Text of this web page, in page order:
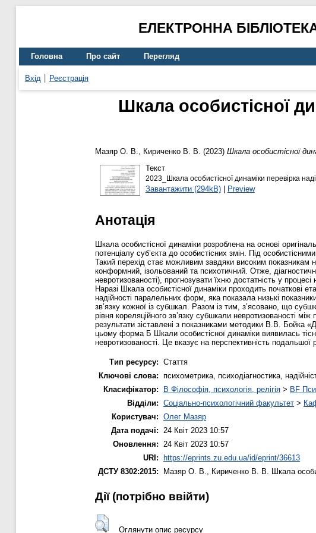
ЕЛЕКТРОННА
Головна Про сайт Перегляд
Вхід Реєстрація
Шкала особистісної
Мазяр О. В., Кириченко В. В. (2023) Шкала особистісної
Текст
2023_Шкала особистісної динаміки перевірка
Завантажити (294kB)| Preview
Анотація
Шкала особистісної динаміки розроблена на основі
потенціалу суб’єкта до особистісних змін. Під
Такий перехід стає можливим завдяки високим показникам
конформний, ізольований та психотичний. Отже,
невротизованості), прогнозувати їхню достатність у
Наразі Шкала особистісної динаміки проходить початкові
надійності паралельних форм, яка показала низькі
зв’язку кожної із субшкал. Разом із тим, з’ясовано, що
рівня кореляційного зв’язку субшкали невротизованості
результати зіставлені з показниками методики В.В. Бойка
цьому форма Б Шкали особистісної динаміки виявилась
невротизованості. Це вказує на перспективність подальшої
Тип ресурсу: Стаття
Ключові слова: психометрика, психодіагностика,
Класифікатор:
B Філософія, психологія, релігія > BF
Відділи: Соціально-психологічний факультет >
Користувач: Олег Мазяр
Дата подачі:
24 Квіт 2023 10:57
Оновлення:
24 Квіт 2023 10:57
URI: https://eprints.zu.edu.ua/id/eprint/36613
ДСТУ 8302:2015:
Мазяр О. В. Кириченко В. В. Шкала
Дії ​​(потрібно ввійти)
Оглянути опис ресурсу